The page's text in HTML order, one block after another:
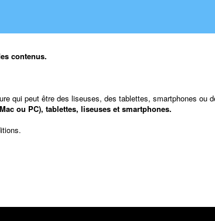
contenus.
qui peut être des liseuses, des tablettes, smartphones ou
ou PC), tablettes, liseuses et smartphones.
.